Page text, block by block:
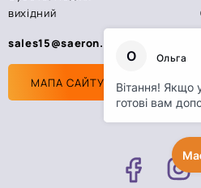
вихідний
sales15@saeron.ua
МАПА САЙТУ